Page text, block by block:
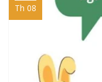
Th 08